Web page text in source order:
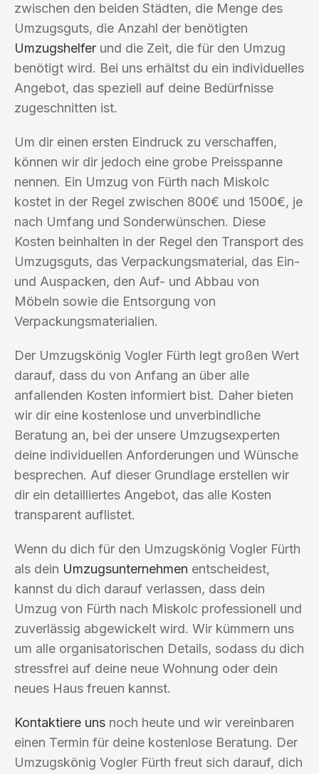
zwischen den beiden Städten, die Menge des
Umzugsguts, die Anzahl der benötigten
Umzugshelfer und die Zeit, die für den Umzug
benötigt wird. Bei uns erhältst du ein individuelles
Angebot, das speziell auf deine Bedürfnisse
zugeschnitten ist.
Um dir einen ersten Eindruck zu verschaffen,
können wir dir jedoch eine grobe Preisspanne
nennen. Ein Umzug von Fürth nach Miskolc
kostet in der Regel zwischen 800€ und 1500€, je
nach Umfang und Sonderwünschen. Diese
Kosten beinhalten in der Regel den Transport des
Umzugsguts, das Verpackungsmaterial, das Ein-
und Auspacken, den Auf- und Abbau von
Möbeln sowie die Entsorgung von
Verpackungsmaterialien.
Der Umzugskönig Vogler Fürth legt großen Wert
darauf, dass du von Anfang an über alle
anfallenden Kosten informiert bist. Daher bieten
wir dir eine kostenlose und unverbindliche
Beratung an, bei der unsere Umzugsexperten
deine individuellen Anforderungen und Wünsche
besprechen. Auf dieser Grundlage erstellen wir
dir ein detailliertes Angebot, das alle Kosten
transparent auflistet.
Wenn du dich für den Umzugskönig Vogler Fürth
als dein Umzugsunternehmen entscheidest,
kannst du dich darauf verlassen, dass dein
Umzug von Fürth nach Miskolc professionell und
zuverlässig abgewickelt wird. Wir kümmern uns
um alle organisatorischen Details, sodass du dich
stressfrei auf deine neue Wohnung oder dein
neues Haus freuen kannst.
Kontaktiere uns noch heute und wir vereinbaren
einen Termin für deine kostenlose Beratung. Der
Umzugskönig Vogler Fürth freut sich darauf, dich